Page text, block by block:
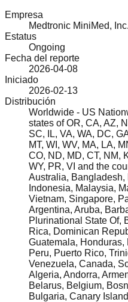
Empresa
Medtronic MiniMed, Inc.
Estatus
Ongoing
Fecha del reporte
2026-04-08
Iniciado
2026-02-13
Distribución
Worldwide - US
states of OR, CA, AZ,
SC, IL, VA, WA, DC,
MT, WI, WV, MA, LA,
CO, ND, MD, CT, NM,
WY, PR, VI and the
Australia,
Indonesia, Malaysia,
Vietnam, Singapore,
Argentina, Aruba,
Plurinational State Of,
Rica, Dominican
Guatemala, Honduras,
Peru, Puerto Rico,
Venezuela, Canada,
Algeria, Andorra,
Belarus, Belgium,
Bulgaria, Canary